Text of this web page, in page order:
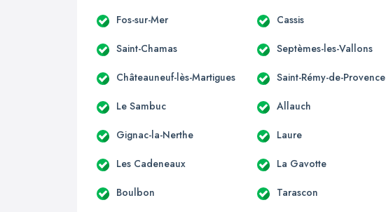
Fos-sur-Mer Cassis
Saint-Chamas Septèmes-les-Vallons
Châteauneuf-lès-Martigues Saint-Rémy-de-Provence
Le Sambuc Allauch
Gignac-la-Nerthe Laure
Les Cadeneaux La Gavotte
Boulbon Tarascon